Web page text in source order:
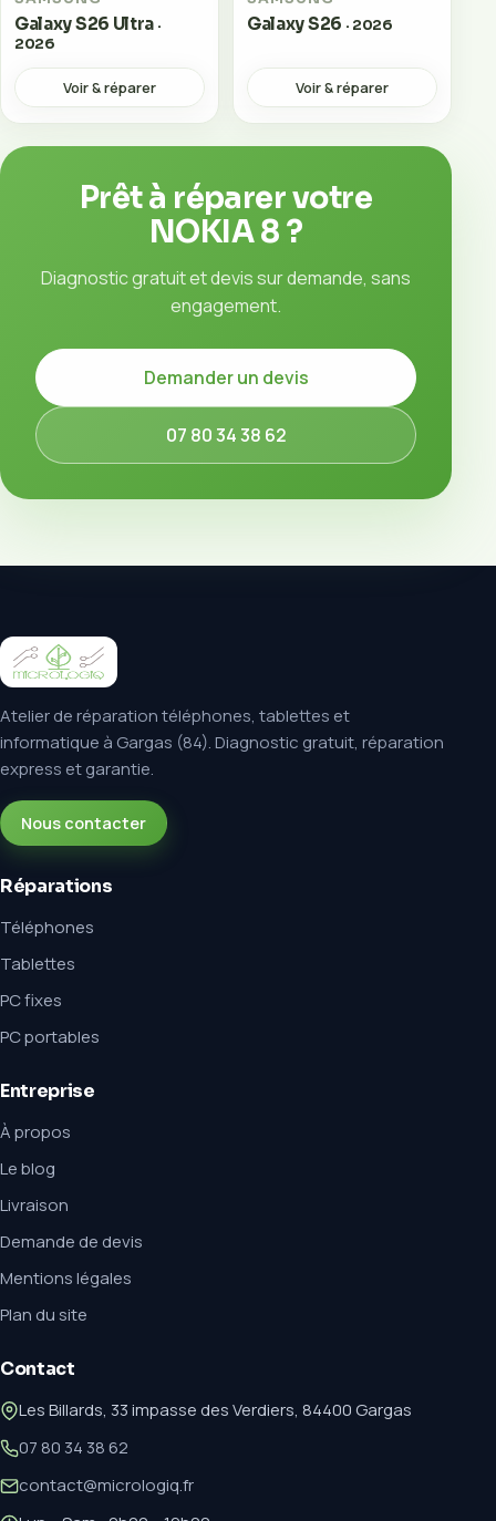
Galaxy S26 Ultra ·
2026
Voir & réparer
Galaxy S26 · 2026
Voir & réparer
Prêt à réparer votre
NOKIA 8 ?
Diagnostic gratuit et devis sur demande, sans
engagement.
Demander un devis
07 80 34 38 62
Atelier de réparation téléphones, tablettes et
informatique à Gargas (84). Diagnostic gratuit, réparation
express et garantie.
Nous contacter
Réparations
Téléphones
Tablettes
PC fixes
PC portables
Entreprise
À propos
Le blog
Livraison
Demande de devis
Mentions légales
Plan du site
Contact
Les Billards, 33 impasse des Verdiers, 84400 Gargas
07 80 34 38 62
contact@micrologiq.fr